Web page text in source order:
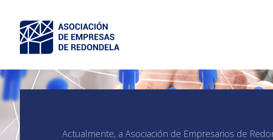
Actualmente, a Asociación de Empresarios de